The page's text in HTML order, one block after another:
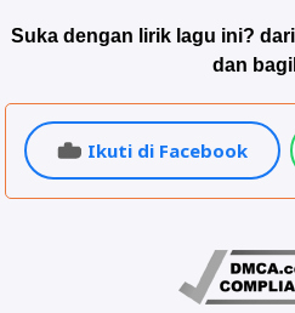
Suka dengan lirik lagu ini?
dan
Ikuti di Facebook